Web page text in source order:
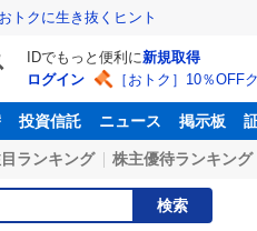
クに生き抜くヒント
IDでもっと便利に新規取得
ログイン
［おトク］10％OFF
投資信託 ニュース 掲示板
ランキング 株主優待ランキング
検索